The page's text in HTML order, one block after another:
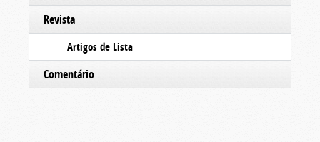
Revista
Artigos de Lista
Comentário